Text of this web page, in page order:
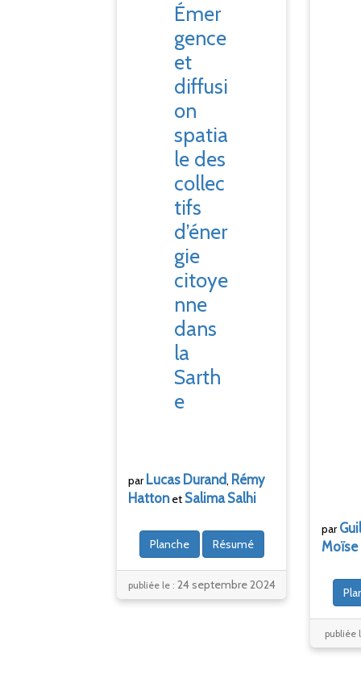
Émer
gence
et
diffusi
on
spatia
le des
collec
tifs
d’éner
gie
citoye
nne
dans
la
Sarth
e
parLucas Durand, Rémy
Hattonet Salima Salhi
Planche Résumé
publiée le : 24 septembre 2024
par
Moïse
publiée